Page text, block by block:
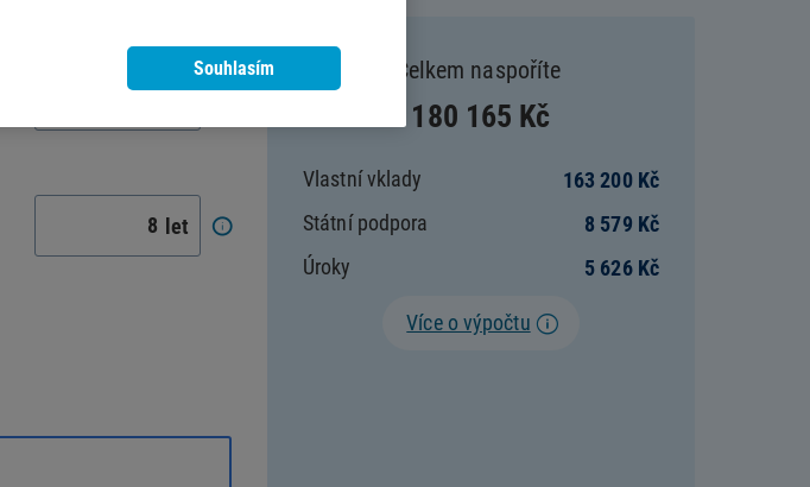
Celkem naspoříte
180 165 Kč
Vlastní vklady 163 200Kč
Státní podpora
8 579 Kč
Úroky
5 626Kč
Více o výpočtu
let
Souhlasím